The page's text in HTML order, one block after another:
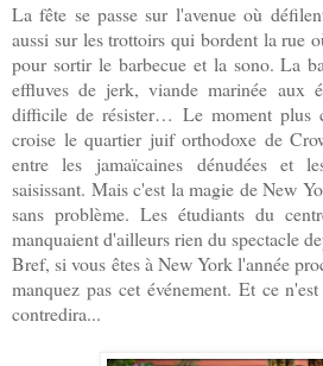
La fête se passe sur l'avenue où
aussi sur les trottoirs qui bordent la rue
pour sortir le barbecue et la sono. La
effluves de jerk, viande marinée aux
difficile de résister… Le moment plus
croise le quartier juif orthodoxe de
entre les jamaïcaines dénudées et
saisissant. Mais c'est la magie de New
sans problème. Les étudiants du
manquaient d'ailleurs rien du spectacle
Bref, si vous êtes à New York l'année
manquez pas cet événement. Et ce
contredira...